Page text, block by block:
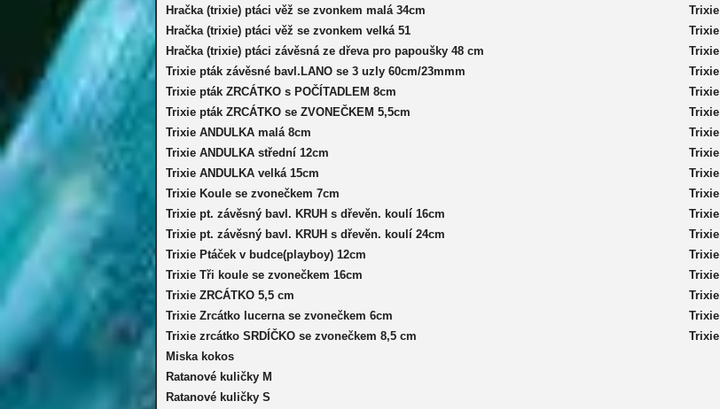
Hračka (trixie) ptáci věž se zvonkem malá 34cm
Trixie
Hračka (trixie) ptáci věž se zvonkem velká 51
Trixie
Hračka (trixie) ptáci závěsná ze dřeva pro papoušky 48 cm
Trixie
Trixie pták závěsné bavl.LANO se 3 uzly 60cm/23mmm
Trixie
Trixie pták ZRCÁTKO s POČÍTADLEM 8cm
Trixie
Trixie pták ZRCÁTKO se ZVONEČKEM 5,5cm
Trixie
Trixie ANDULKA malá 8cm
Trixie
Trixie ANDULKA střední 12cm
Trixie
Trixie ANDULKA velká 15cm
Trixie
Trixie Koule se zvonečkem 7cm
Trixie
Trixie pt. závěsný bavl. KRUH s dřevěn. koulí 16cm
Trixie
Trixie pt. závěsný bavl. KRUH s dřevěn. koulí 24cm
Trixie
Trixie Ptáček v budce(playboy) 12cm
Trixie
Trixie Tři koule se zvonečkem 16cm
Trixie
Trixie ZRCÁTKO 5,5 cm
Trixie
Trixie Zrcátko lucerna se zvonečkem 6cm
Trixie
Trixie zrcátko SRDÍČKO se zvonečkem 8,5 cm
Trixie
Miska kokos
Ratanové kuličky M
Ratanové kuličky S